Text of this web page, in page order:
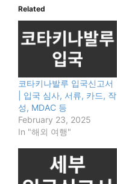
Related
코타키나발루 입국신고서
| 입국 심사, 서류, 카드, 작
성, MDAC 등
February 23, 2025
In "해외 여행"